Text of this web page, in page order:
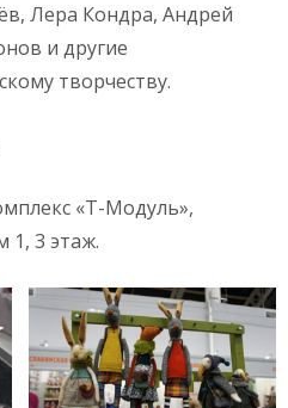
Лера Кондра, Андрей
и другие
творчеству.
«Т-Модуль»,
3 этаж.